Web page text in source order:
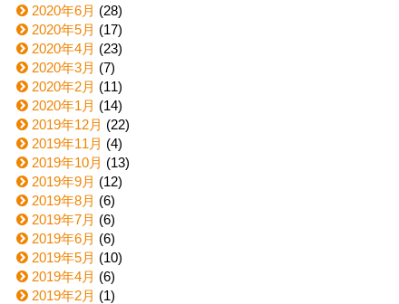
2020年6月 (28)
2020年5月 (17)
2020年4月 (23)
2020年3月 (7)
2020年2月 (11)
2020年1月 (14)
2019年12月 (22)
2019年11月 (4)
2019年10月 (13)
2019年9月 (12)
2019年8月 (6)
2019年7月 (6)
2019年6月 (6)
2019年5月 (10)
2019年4月 (6)
2019年2月 (1)